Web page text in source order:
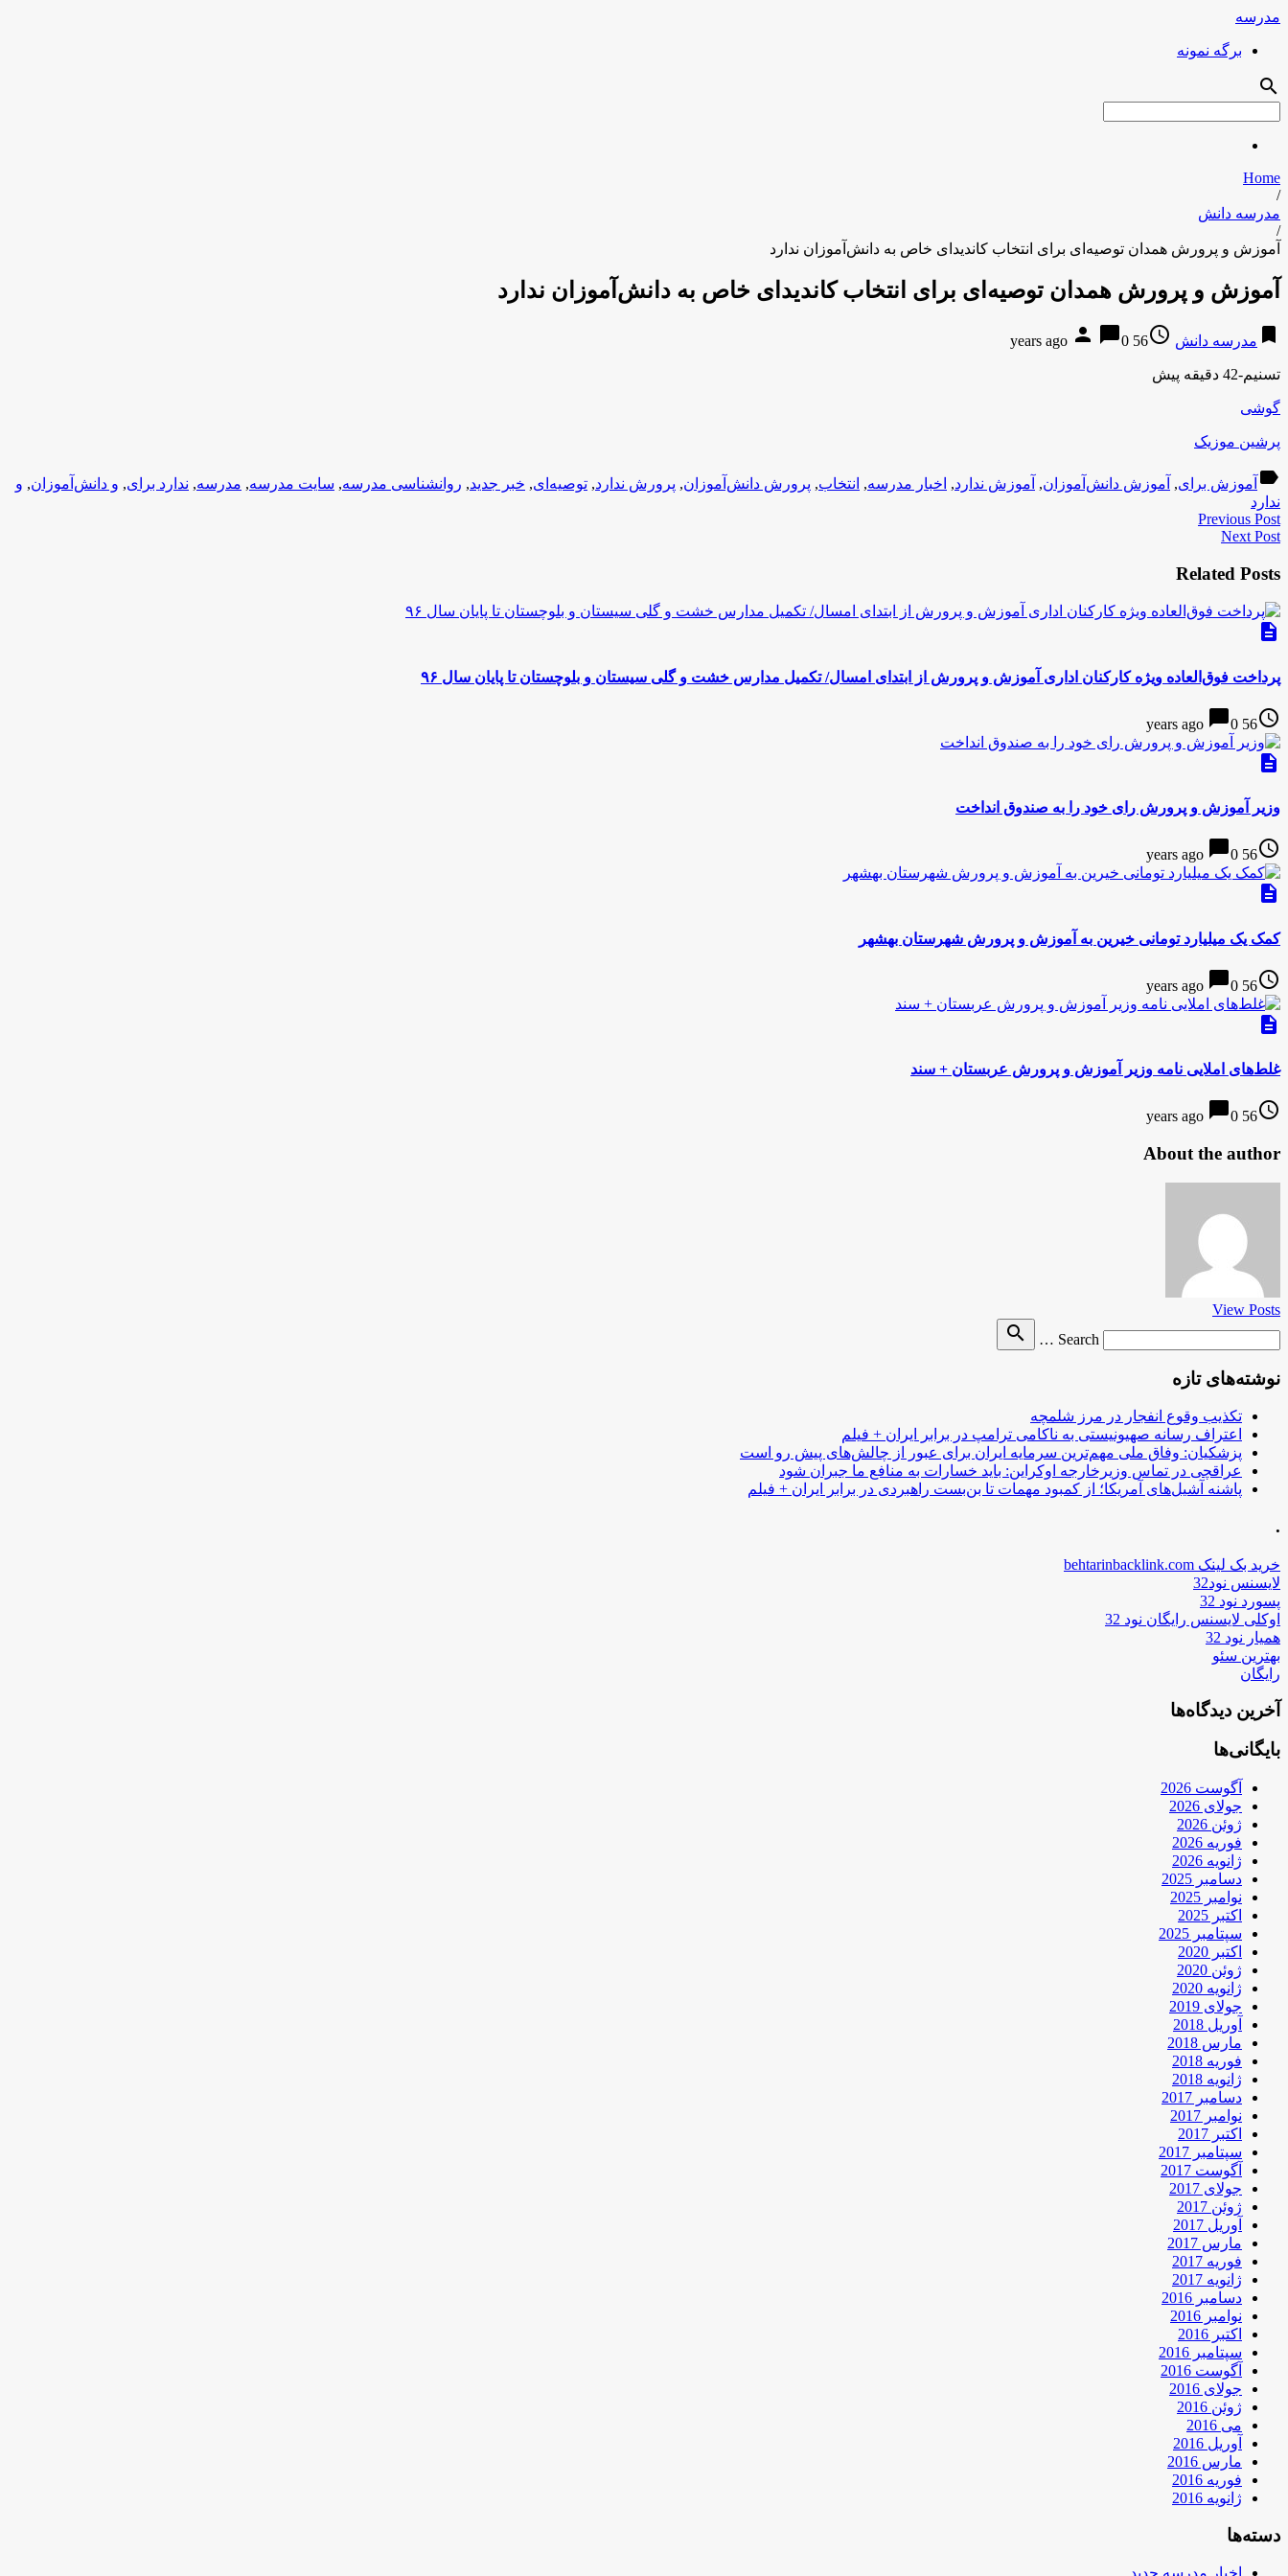
مدرسه
برگه نمونه
search
Home
/
مدرسه دانش
/
آموزش و پرورش همدان توصیه‌ای برای انتخاب کاندیدای خاص به دانش‌آموزان ندارد
آموزش و پرورش همدان توصیه‌ای برای انتخاب کاندیدای خاص به دانش‌آموزان ندارد
bookmark مدرسه دانش access_time
56 years ago
person chat_bubble0
تسنیم-42 دقیقه پیش
گوشی
پرشین موزیک
label آموزش برای, آموزش دانش‌آموزان, آموزش ندارد, اخبار مدرسه, انتخاب, پرورش دانش‌آموزان, پرورش ندارد, توصیه‌ای, خبر جدید, روانشناسی مدرسه, سایت مدرسه, مدرسه, ندارد برای, و دانش‌آموزان, و
ندارد
Previous Post
Next Post
Related Posts
description
پرداخت فوق‌العاده ویژه کارکنان اداری آموزش و پرورش از ابتدای امسال/ تکمیل مدارس خشت و گلی سیستان و بلوچستان تا پایان سال ۹۶
access_time
56 years ago
chat_bubble0
description
وزیر آموزش و پرورش رای خود را به صندوق انداخت
access_time
56 years ago
chat_bubble0
description
کمک یک میلیارد تومانی خیرین به آموزش و پرورش شهرستان بهشهر
access_time
56 years ago
chat_bubble0
description
غلط‌های املایی نامه وزیر آموزش و پرورش عربستان + سند
access_time
56 years ago
chat_bubble0
About the author
View Posts
Search …
search
نوشته‌های تازه
تکذیب وقوع انفجار در مرز شلمچه
اعتراف رسانه صهیونیستی به ناکامی ترامپ در برابر ایران + فیلم
پزشکیان: وفاق ملی مهم‌ترین سرمایه ایران برای عبور از چالش‌های پیش رو است
عراقچی در تماس وزیرخارجه اوکراین: باید خسارات به منافع ما جبران شود
پاشنه آشیل‌های آمریکا؛ از کمبود مهمات تا بن‌بست راهبردی در برابر ایران + فیلم
.
خرید بک لینک behtarinbacklink.com
لایسنس نود32
پسورد نود 32
اوکلی لایسنس رایگان نود 32
همیار نود 32
بهترین سئو
رایگان
آخرین دیدگاه‌ها
بایگانی‌ها
آگوست 2026
جولای 2026
ژوئن 2026
فوریه 2026
ژانویه 2026
دسامبر 2025
نوامبر 2025
اکتبر 2025
سپتامبر 2025
اکتبر 2020
ژوئن 2020
ژانویه 2020
جولای 2019
آوریل 2018
مارس 2018
فوریه 2018
ژانویه 2018
دسامبر 2017
نوامبر 2017
اکتبر 2017
سپتامبر 2017
آگوست 2017
جولای 2017
ژوئن 2017
آوریل 2017
مارس 2017
فوریه 2017
ژانویه 2017
دسامبر 2016
نوامبر 2016
اکتبر 2016
سپتامبر 2016
آگوست 2016
جولای 2016
ژوئن 2016
می 2016
آوریل 2016
مارس 2016
فوریه 2016
ژانویه 2016
دسته‌ها